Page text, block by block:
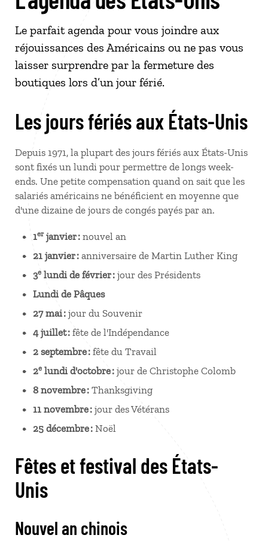
Le parfait agenda pour vous joindre aux
réjouissances des Américains ou ne pas vous
laisser surprendre par la fermeture des
boutiques lors d’un jour férié.
Les jours fériés aux États-Unis
Depuis 1971, la plupart des jours fériés aux États-Unis
sont fixés un lundi pour permettre de longs week-
ends. Une petite compensation quand on sait que les
salariés américains ne bénéficient en moyenne que
d'une dizaine de jours de congés payés par an.
1erjanvier : nouvel an
21 janvier : anniversaire de Martin Luther King
3e lundi de février : jour des Présidents
Lundi de Pâques
27 mai : jour du Souvenir
4 juillet : fête de l'Indépendance
2 septembre : fête du Travail
2e lundi d'octobre : jour de Christophe Colomb
8 novembre : Thanksgiving
11 novembre : jour des Vétérans
25 décembre : Noël
Fêtes et festival des États-
Unis
Nouvel an chinois